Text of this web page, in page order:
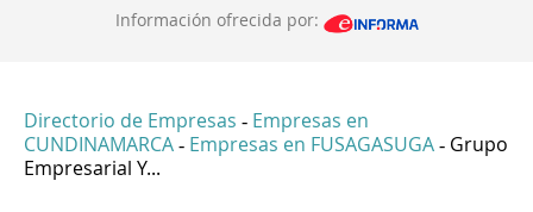
Información ofrecida por:
Directorio de Empresas - Empresas en
CUNDINAMARCA - Empresas en FUSAGASUGA - Grupo
Empresarial Y...